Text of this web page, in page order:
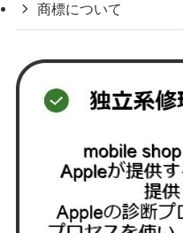
商標について